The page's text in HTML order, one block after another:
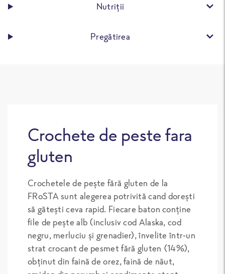
Nutriții
Pregătirea
Crochete de peste fara
gluten
Crochetele de pește fără gluten de la
FRoSTA sunt alegerea potrivită cand dorești
să gătești ceva rapid. Fiecare baton conține
file de pește alb (inclusiv cod Alaska, cod
negru, merluciu și grenadier), învelite într-un
strat crocant de pesmet fără gluten (14%),
obținut din faină de orez, faină de năut,